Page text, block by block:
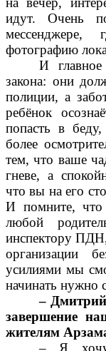
идут. Очень
мессенджере,
фотографию
И
закона: они
полиции, а
ребёнок
попасть в
более
тем, что ваше
гневе, а
что вы на его
И помните, что
любой
инспектору
организации
усилиями мы
начинать нужно
–
завершение
жителям
– Я хочу